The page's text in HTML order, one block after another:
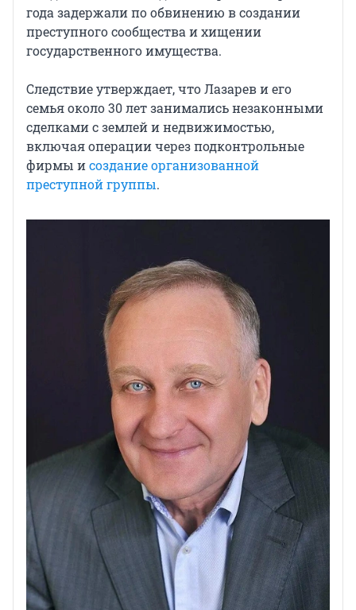
года задержали по обвинению в создании
преступного сообщества и хищении
государственного имущества.
Следствие утверждает, что Лазарев и его
семья около 30 лет занимались незаконными
сделками с землей и недвижимостью,
включая операции через подконтрольные
фирмы исоздание организованной
преступной группы.